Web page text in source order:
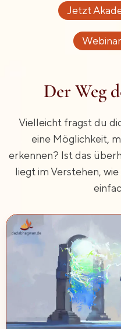
Jetzt
Der Weg
Vielleicht fragst du
eine Möglichkeit,
erkennen? Ist das
liegt im Verstehen,